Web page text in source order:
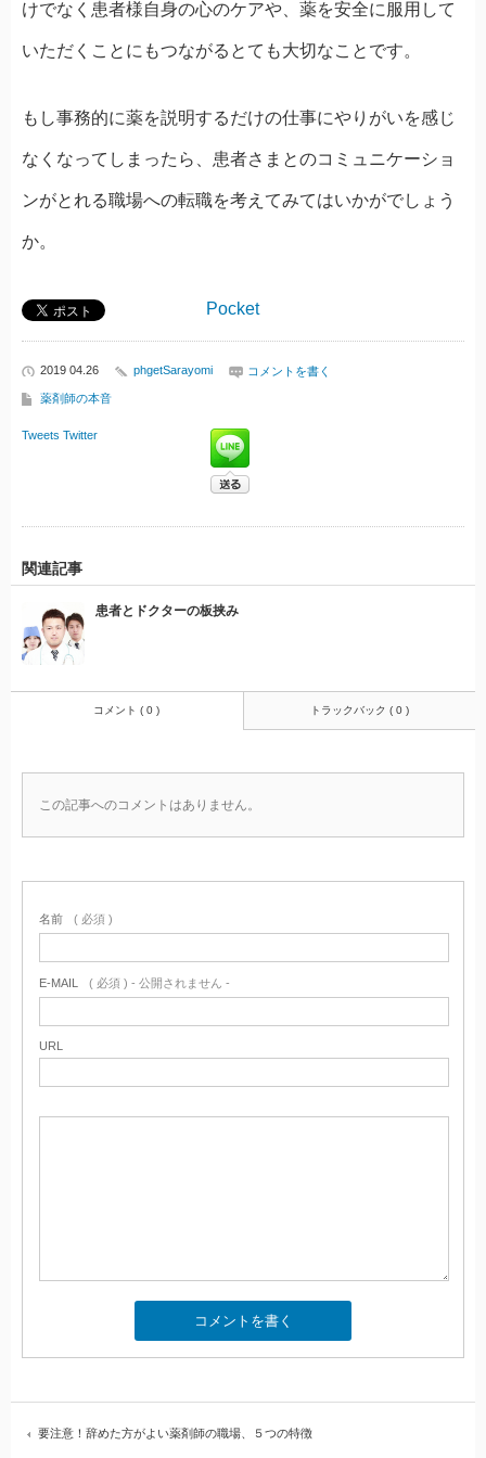
けでなく患者様自身の心のケアや、薬を安全に服用して
いただくことにもつながるとても大切なことです。
もし事務的に薬を説明するだけの仕事にやりがいを感じ
なくなってしまったら、患者さまとのコミュニケーショ
ンがとれる職場への転職を考えてみてはいかがでしょう
か。
Pocket
2019 04.26 phgetSarayomi コメントを書く
薬剤師の本音
Tweets Twitter
関連記事
患者とドクターの板挟み
コメント ( 0 ) トラックバック ( 0 )
この記事へのコメントはありません。
名前 ( 必須 )
E-MAIL ( 必須 ) - 公開されません -
URL
要注意！辞めた方がよい薬剤師の職場、５つの特徴